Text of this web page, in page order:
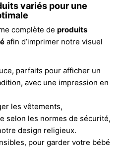
variés pour une
complète de produits
afin d’imprimer notre visuel
parfaits pour afficher un
avec une impression en
les vêtements,
selon les normes de sécurité,
design religieux.
pour garder votre bébé